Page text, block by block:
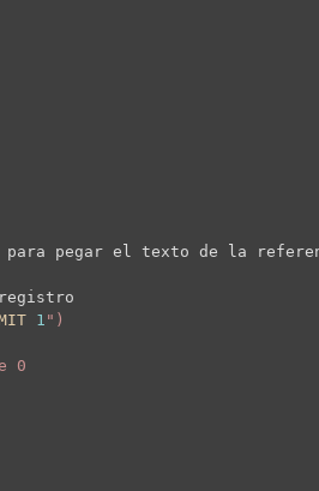
para pegar el texto de la
1 ")
0